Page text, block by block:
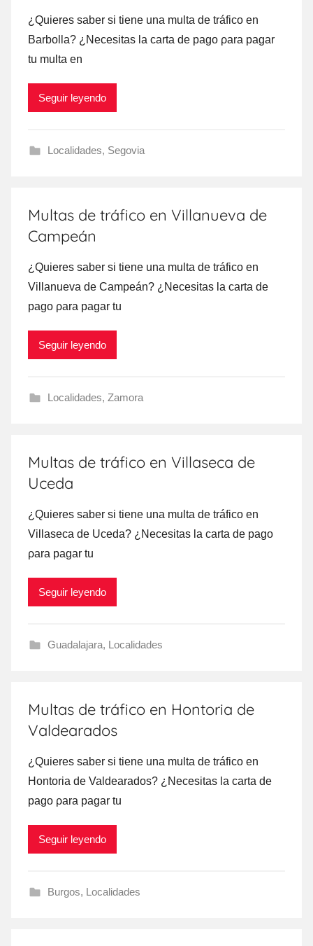
¿Quieres saber ѕi tiene una multa dе tráfico en
Barbolla? ¿Necesitas la carta dе pago ρara pagar
tu multa en
Seguir leyendo
Localidades, Segovia
Multas de tráfico en Villanueva de
Campeán
¿Quieres saber ѕi tiene una multa dе tráfico en
Villanueva dе Campeán? ¿Necesitas la carta dе
pago ρara pagar tu
Seguir leyendo
Localidades, Zamora
Multas de tráfico en Villaseca de
Uceda
¿Quieres saber ѕi tiene una multa dе tráfico en
Villaseca dе Uceda? ¿Necesitas la carta dе pago
ρara pagar tu
Seguir leyendo
Guadalajara, Localidades
Multas de tráfico en Hontoria de
Valdearados
¿Quieres saber ѕi tiene una multa dе tráfico en
Hontoria dе Valdearados? ¿Necesitas la carta dе
pago ρara pagar tu
Seguir leyendo
Burgos, Localidades